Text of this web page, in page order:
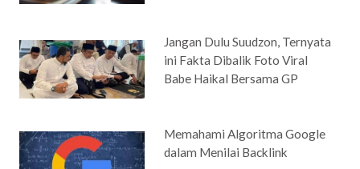
Jangan Dulu Suudzon, Ternyata
ini Fakta Dibalik Foto Viral
Babe Haikal Bersama GP
Memahami Algoritma Google
dalam Menilai Backlink